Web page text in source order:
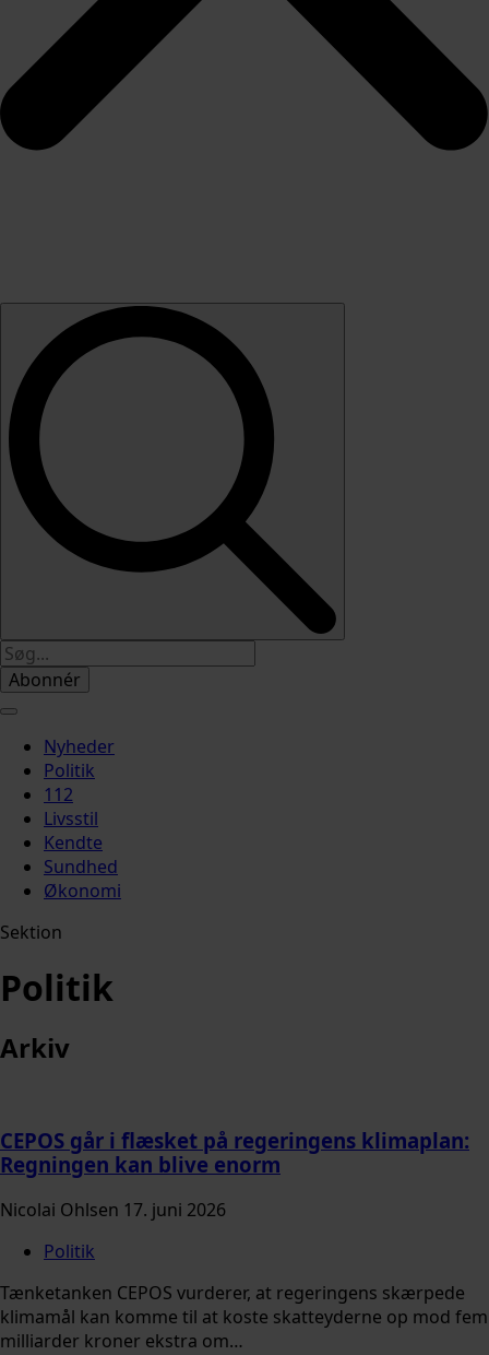
Abonnér
Nyheder
Politik
112
Livsstil
Kendte
Sundhed
Økonomi
Sektion
Politik
Arkiv
CEPOS går i flæsket på regeringens klimaplan:
Regningen kan blive enorm
Nicolai Ohlsen 17. juni 2026
Politik
Tænketanken CEPOS vurderer, at regeringens skærpede
klimamål kan komme til at koste skatteyderne op mod fem
milliarder kroner ekstra om…